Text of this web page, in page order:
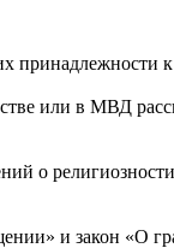
принадлежности
или в МВД
о
и закон «О